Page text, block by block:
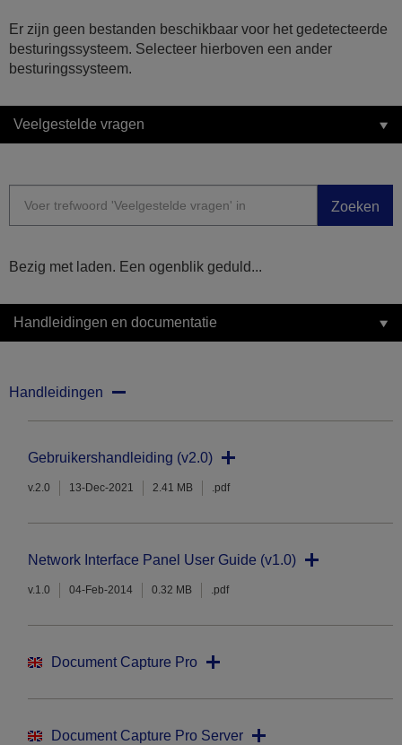
Er zijn geen bestanden beschikbaar voor het gedetecteerde
besturingssysteem. Selecteer hierboven een ander
besturingssysteem.
Veelgestelde vragen
Zoeken
Bezig met laden. Een ogenblik geduld...
Handleidingen en documentatie
Handleidingen
Gebruikershandleiding (v2.0)
v.2.0 13-Dec-2021 2.41 MB .pdf
Network Interface Panel User Guide (v1.0)
v.1.0 04-Feb-2014 0.32 MB .pdf
Document Capture Pro
Document Capture Pro Server